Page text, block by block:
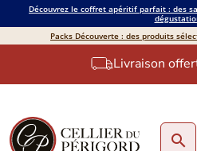
Découvrez le coffret apéritif parfait : des
Packs Découverte : des produits
Livraison
search